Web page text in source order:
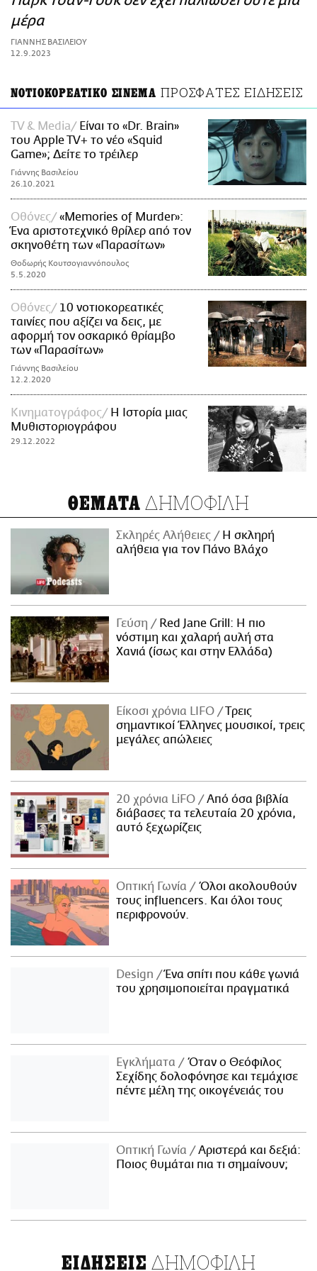
ΑΜΠΑ
PRINT
μέρα
ΓΙΑΝΝΗΣ ΒΑΣΙΛΕΙΟΥ
12.9.2023
ΝΟΤΙΟΚΟΡΕΑΤΙΚΟ ΣΙΝΕΜΑ ΠΡΟΣΦΑΤΕΣ ΕΙΔΗΣΕΙΣ
TV & Media
Είναι το «Dr. Brain»
του Apple TV+ το νέο «Squid
Game»; Δείτε το τρέιλερ
Γιάννης Βασιλείου
26.10.2021
Οθόνες
«Memories of Murder»:
Ένα αριστοτεχνικό θρίλερ από τον
σκηνοθέτη των «Παρασίτων»
Θοδωρής Κουτσογιαννόπουλος
5.5.2020
Οθόνες
10 νοτιοκορεατικές
ταινίες που αξίζει να δεις, με
αφορμή τον οσκαρικό θρίαμβο
των «Παρασίτων»
Γιάννης Βασιλείου
12.2.2020
Κινηματογράφος H Ιστορία μιας
Μυθιστοριογράφου
29.12.2022
ΘΕΜΑΤΑ ΔΗΜΟΦΙΛΗ
Σκληρές Αλήθειες
H σκληρή
αλήθεια για τον Πάνο Βλάχο
Γεύση
Red Jane Grill: Η πιο
νόστιμη και χαλαρή αυλή στα
Χανιά (ίσως και στην Ελλάδα)
Είκοσι χρόνια LIFO
Tρεις
σημαντικοί Έλληνες μουσικοί, τρεις
μεγάλες απώλειες
20 χρόνια LiFO
Από όσα βιβλία
διάβασες τα τελευταία 20 χρόνια,
αυτό ξεχωρίζεις
Οπτική Γωνία
Όλοι ακολουθούν
τους influencers. Και όλοι τους
περιφρονούν.
Design
Ένα σπίτι που κάθε γωνιά
του χρησιμοποιείται πραγματικά
Εγκλήματα
Όταν ο Θεόφιλος
Σεχίδης δολοφόνησε και τεμάχισε
πέντε μέλη της οικογένειάς του
Οπτική Γωνία
Αριστερά και δεξιά:
Ποιος θυμάται πια τι σημαίνουν;
ΕΙΔΗΣΕΙΣ ΔΗΜΟΦΙΛΗ